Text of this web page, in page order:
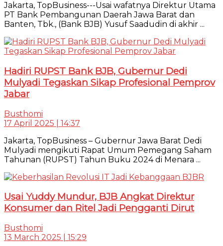
Jakarta, TopBusiness---Usai wafatnya Direktur Utama
PT Bank Pembangunan Daerah Jawa Barat dan
Banten, Tbk., (Bank BJB) Yusuf Saadudin di akhir ...
Hadiri RUPST Bank BJB, Gubernur Dedi
Mulyadi Tegaskan Sikap Profesional Pemprov
Jabar
Busthomi
17 April 2025 | 14:37
Jakarta, TopBusiness – Gubernur Jawa Barat Dedi
Mulyadi mengikuti Rapat Umum Pemegang Saham
Tahunan (RUPST) Tahun Buku 2024 di Menara ...
Usai Yuddy Mundur, BJB Angkat Direktur
Konsumer dan Ritel Jadi Pengganti Dirut
Busthomi
13 March 2025 | 15:29